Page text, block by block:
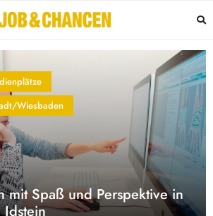
Wiesbaden
mit Spaß und Perspektive in
Idstein